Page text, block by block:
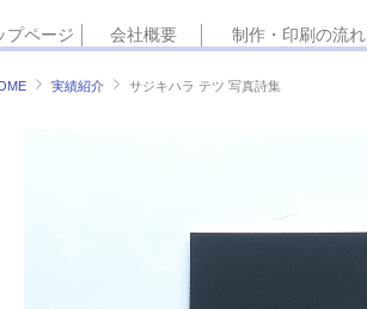
プページ 会社概要
表メッセージ
沿革
制作・印刷の流れ
実績紹介 サジキハラ テツ 写真詩集